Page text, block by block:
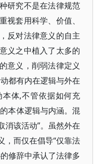
研究不是在法律规范
视套用科学、价值、
反对法律意义的自主
义之中植入了太多的
意义，削弱法律定义
都有内在逻辑与外在
体,不管依据如何充
本体逻辑与内涵。混
消该活动”。虽然外在
，而仅在倡导“仅靠法
修辞中承认了法律多